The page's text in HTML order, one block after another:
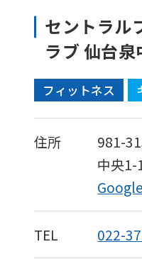
セントラル
ラブ 仙台泉
フィットネス
住所 981-
中央1-
TEL 022-